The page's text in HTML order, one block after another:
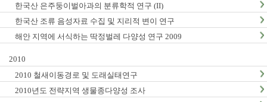
한국산 은주둥이벌아과의 분류학적 연구 (II)
한국산 조류 음성자료 수집 및 지리적 변이 연구
해안 지역에 서식하는 딱정벌레 다양성 연구 2009
2010
2010 철새이동경로 및 도래실태연구
2010년도 전략지역 생물종다양성 조사